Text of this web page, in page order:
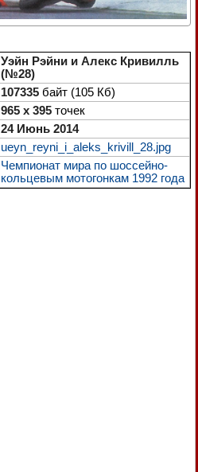
Уэйн Рэйни и Алекс Кривилль
(№28)
107335 байт (105 Кб)
965 x 395 точек
24 Июнь 2014
ueyn_reyni_i_aleks_krivill_28.jpg
Чемпионат мира по шоссейно-
кольцевым мотогонкам 1992 года